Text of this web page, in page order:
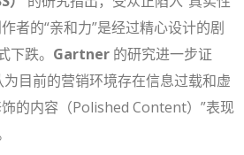
者的“亲和力”是经过精心设计的剧
跌。 Gartner 的研究进一步证
为目前的营销环境存在信息过载和虚
的内容（Polished Content）”表现